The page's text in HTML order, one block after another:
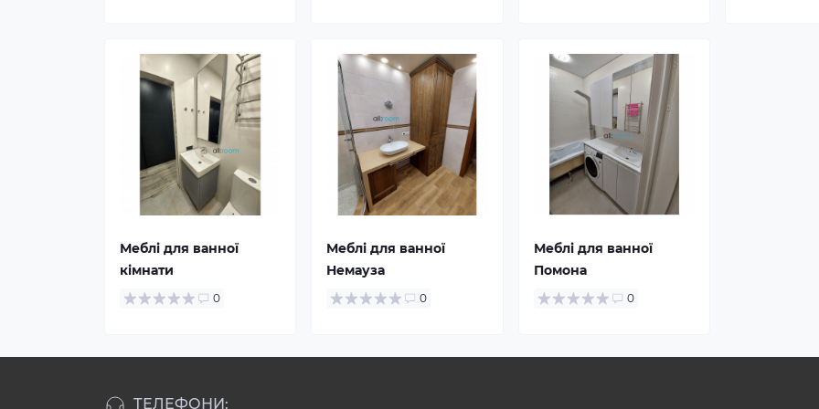
Меблі для ванної
кімнати
0
Меблі для ванної
Немауза
0
Меблі для ванної
Помона
0
ТЕЛЕФОНИ: